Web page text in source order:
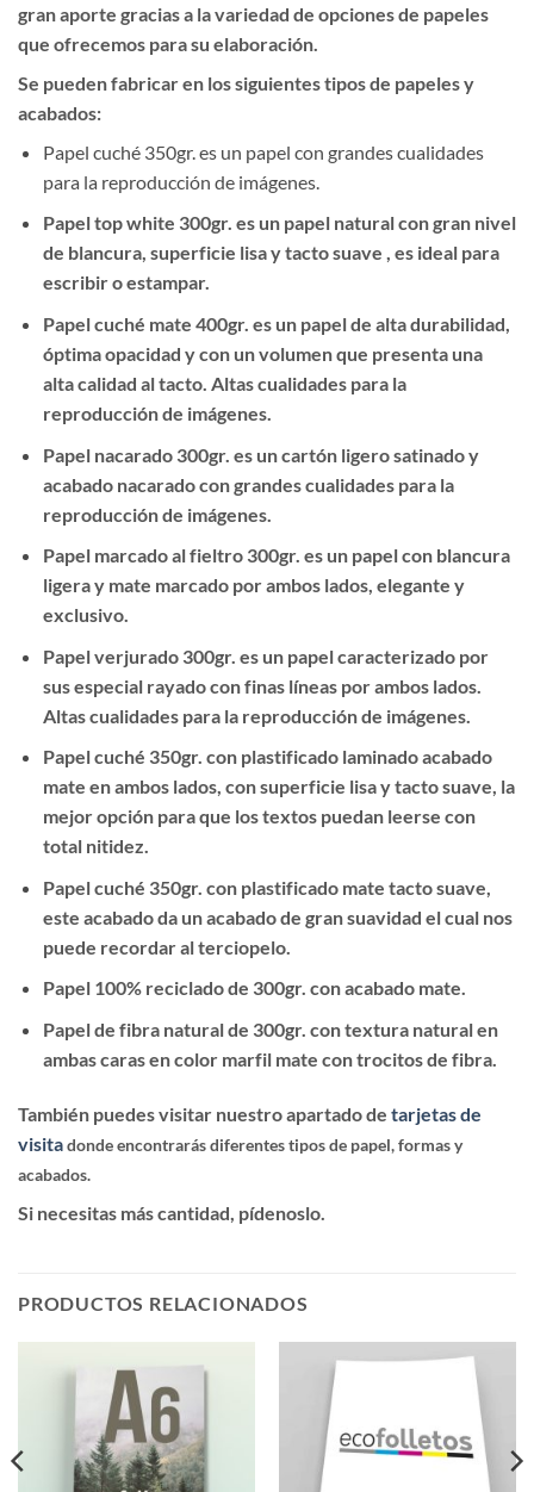
gran aporte gracias a la variedad de opciones de papeles
que ofrecemos para su elaboración.
Se pueden fabricar en los siguientes tipos de papeles y
acabados:
Papel cuché 350gr. es un papel con grandes cualidades
para la reproducción de imágenes.
Papel top white 300gr. es un papel natural con gran nivel
de blancura, superficie lisa y tacto suave , es ideal para
escribir o estampar.
Papel cuché mate 400gr. es un papel de alta durabilidad,
óptima opacidad y con un volumen que presenta una
alta calidad al tacto. Altas cualidades para la
reproducción de imágenes.
Papel nacarado 300gr. es un cartón ligero satinado y
acabado nacarado con grandes cualidades para la
reproducción de imágenes.
Papel marcado al fieltro 300gr. es un papel con blancura
ligera y mate marcado por ambos lados, elegante y
exclusivo.
Papel verjurado 300gr. es un papel caracterizado por
sus especial rayado con finas líneas por ambos lados.
Altas cualidades para la reproducción de imágenes.
Papel cuché 350gr. con plastificado laminado acabado
mate en ambos lados, con superficie lisa y tacto suave, la
mejor opción para que los textos puedan leerse con
total nitidez.
Papel cuché 350gr. con plastificado mate tacto suave,
este acabado da un acabado de gran suavidad el cual nos
puede recordar al terciopelo.
Papel 100% reciclado de 300gr. con acabado mate.
Papel de fibra natural de 300gr. con textura natural en
ambas caras en color marfil mate con trocitos de fibra.
También puedes visitar nuestro apartado de tarjetas de
visitadonde encontrarás diferentes tipos de papel, formas y
acabados.
Si necesitas más cantidad, pídenoslo.
PRODUCTOS RELACIONADOS